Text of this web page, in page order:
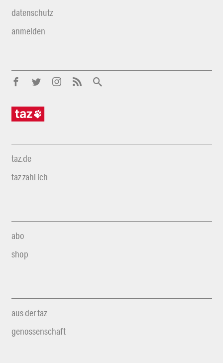
datenschutz
anmelden
taz.de
taz zahl ich
abo
shop
aus der taz
genossenschaft